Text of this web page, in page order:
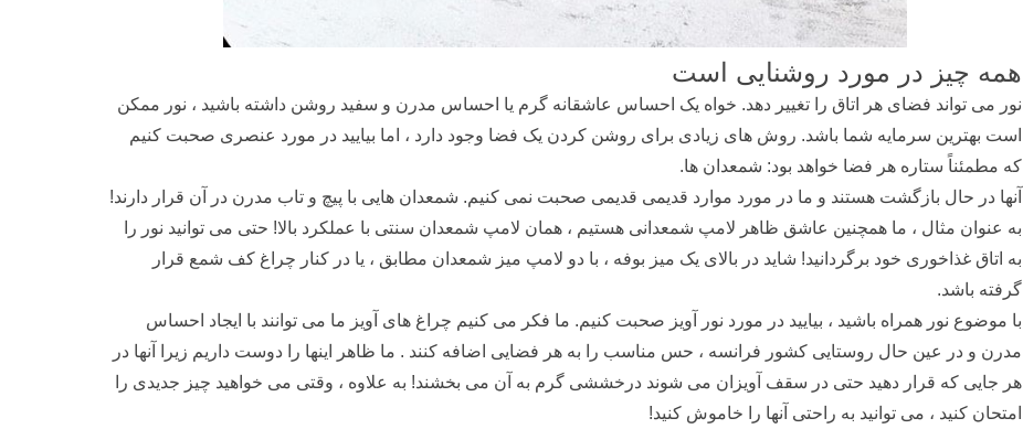
همه چیز در مورد روشنایی است
نور می تواند فضای هر اتاق را تغییر دهد. خواه یک احساس عاشقانه گرم یا احساس مدرن و سفید روشن داشته باشید ، نور ممکن
است بهترین سرمایه شما باشد. روش های زیادی برای روشن کردن یک فضا وجود دارد ، اما بیایید در مورد عنصری صحبت کنیم
که مطمئناً ستاره هر فضا خواهد بود: شمعدان ها.
آنها در حال بازگشت هستند و ما در مورد موارد قدیمی قدیمی صحبت نمی کنیم. شمعدان هایی با پیچ و تاب مدرن در آن قرار دارند!
به عنوان مثال ، ما همچنین عاشق ظاهر لامپ شمعدانی هستیم ، همان لامپ شمعدان سنتی با عملکرد بالا! حتی می توانید نور را
به اتاق غذاخوری خود برگردانید! شاید در بالای یک میز بوفه ، با دو لامپ میز شمعدان مطابق ، یا در کنار چراغ کف شمع قرار
گرفته باشد.
با موضوع نور همراه باشید ، بیایید در مورد نور آویز صحبت کنیم. ما فکر می کنیم چراغ های آویز ما می توانند با ایجاد احساس
مدرن و در عین حال روستایی کشور فرانسه ، حس مناسب را به هر فضایی اضافه کنند . ما ظاهر اینها را دوست داریم زیرا آنها در
هر جایی که قرار دهید حتی در سقف آویزان می شوند درخششی گرم به آن می بخشند! به علاوه ، وقتی می خواهید چیز جدیدی را
امتحان کنید ، می توانید به راحتی آنها را خاموش کنید!